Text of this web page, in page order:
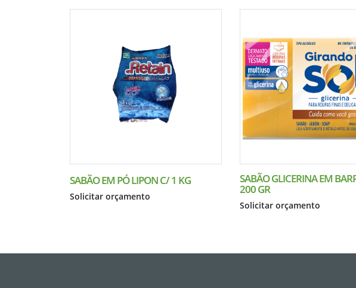
SABÃO EM PÓ LIPON C/ 1 KG
Solicitar orçamento
SABÃO GLICERINA EM
200 GR
Solicitar orçamento